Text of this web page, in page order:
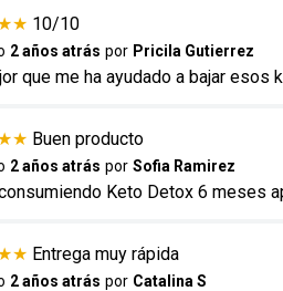
Califica el producto de 1 a 5 estrellas
★★★★
nombre
de email
Escribe un comentario
★ 10/10
2 años atrás por Pricila Gutierrez
que me ha ayudado a bajar esos
★ Buen producto
2 años atrás por Sofia Ramirez
Keto Detox 6 meses
★ Entrega muy rápida
2 años atrás por Catalina S